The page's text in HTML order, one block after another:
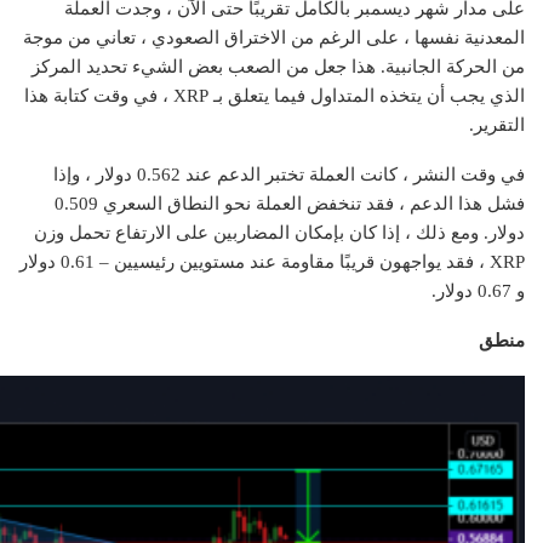
على مدار شهر ديسمبر بالكامل تقريبًا حتى الآن ، وجدت العملة
المعدنية نفسها ، على الرغم من الاختراق الصعودي ، تعاني من موجة
من الحركة الجانبية. هذا جعل من الصعب بعض الشيء تحديد المركز
الذي يجب أن يتخذه المتداول فيما يتعلق بـ XRP ، في وقت كتابة هذا
التقرير.
في وقت النشر ، كانت العملة تختبر الدعم عند 0.562 دولار ، وإذا
فشل هذا الدعم ، فقد تنخفض العملة نحو النطاق السعري 0.509
دولار. ومع ذلك ، إذا كان بإمكان المضاربين على الارتفاع تحمل وزن
XRP ، فقد يواجهون قريبًا مقاومة عند مستويين رئيسيين – 0.61 دولار
و 0.67 دولار.
منطق